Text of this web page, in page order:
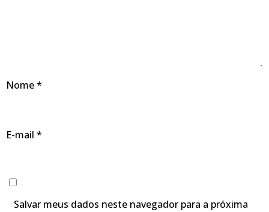
Nome*
E-mail *
Salvar meus dados neste navegador para a próxima